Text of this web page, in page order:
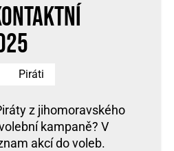
Piráti
z jihomoravského
kampaně? V
akcí do voleb.